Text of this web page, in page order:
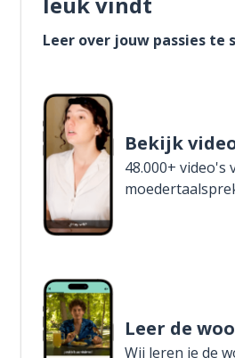
Leer over jouw passies te
Bekijk
48.000+ video's
Leer de
Wij leren je de